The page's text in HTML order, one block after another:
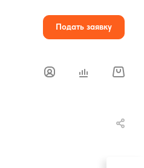
Подать заявку